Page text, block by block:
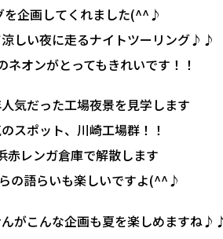
を企画してくれました(^^♪
しい夜に走るナイトツーリング♪♪
ネオンがとってもきれいです！！
気だった工場夜景を見学します
スポット、川崎工場群！！
赤レンガ倉庫で解散します
の語らいも楽しいですよ(^^♪
がこんな企画も夏を楽しめますね